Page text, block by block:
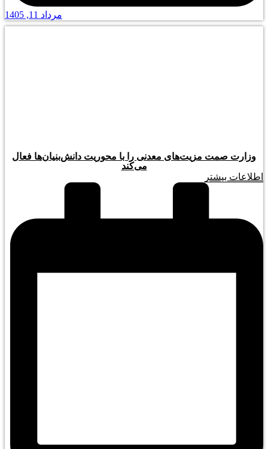
مرداد 11, 1405
وزارت صمت مزیت‌های معدنی را با محوریت دانش‌بنیان‌ها فعال
می‌کند
اطلاعات بیشتر